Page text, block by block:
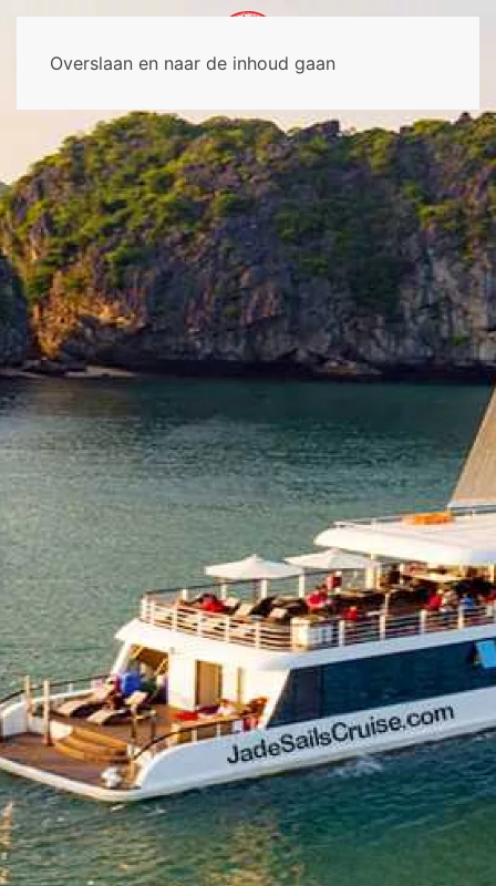
Overslaan en naar de inhoud gaan